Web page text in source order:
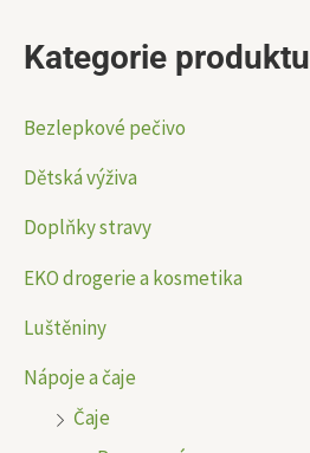
Kategorie produktu
Bezlepkové pečivo
Dětská výživa
Doplňky stravy
EKO drogerie a kosmetika
Luštěniny
Nápoje a čaje
Čaje